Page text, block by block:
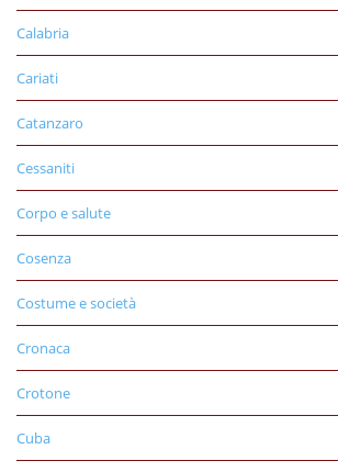
Calabria
Cariati
Catanzaro
Cessaniti
Corpo e salute
Cosenza
Costume e società
Cronaca
Crotone
Cuba